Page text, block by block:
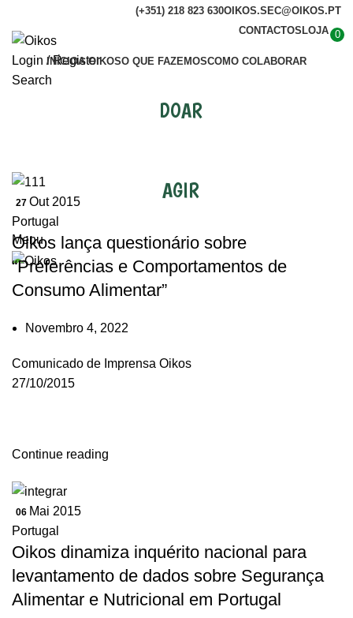
(+351) 218 823 630OIKOS.SEC@OIKOS.PT
CONTACTOS LOJA 0
Login / Register
Search
INÍCIOA OIKOSO QUE FAZEMOSCOMO COLABORAR
DOAR
AGIR
Menu
27 Out 2015
Portugal
Oikos lança questionário sobre
“Preferências e Comportamentos de
Consumo Alimentar”
Novembro 4, 2022
Comunicado de Imprensa Oikos
27/10/2015
Continue reading
06 Mai 2015
Portugal
Oikos dinamiza inquérito nacional para
levantamento de dados sobre Segurança
Alimentar e Nutricional em Portugal